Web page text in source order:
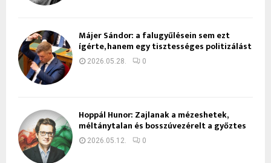
Májer Sándor: a falugyűlésein sem ezt
ígérte, hanem egy tisztességes politizálást
2026.05.28. 0
Hoppál Hunor: Zajlanak a mézeshetek,
méltánytalan és bosszúvezérelt a győztes
2026.05.12. 0